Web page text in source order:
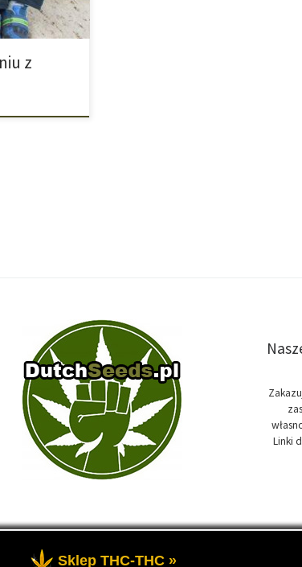
z
Linki
Sklep THC-THC »